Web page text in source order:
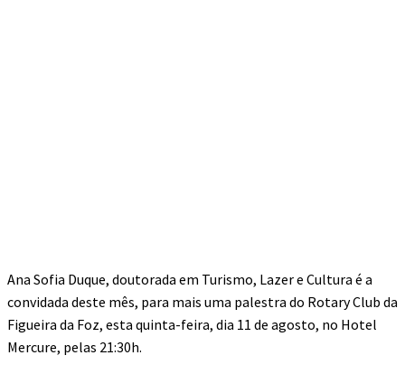
Ana Sofia Duque, doutorada em Turismo, Lazer e Cultura é a
convidada deste mês, para mais uma palestra do Rotary Club da
Figueira da Foz, esta quinta-feira, dia 11 de agosto, no Hotel
Mercure, pelas 21:30h.